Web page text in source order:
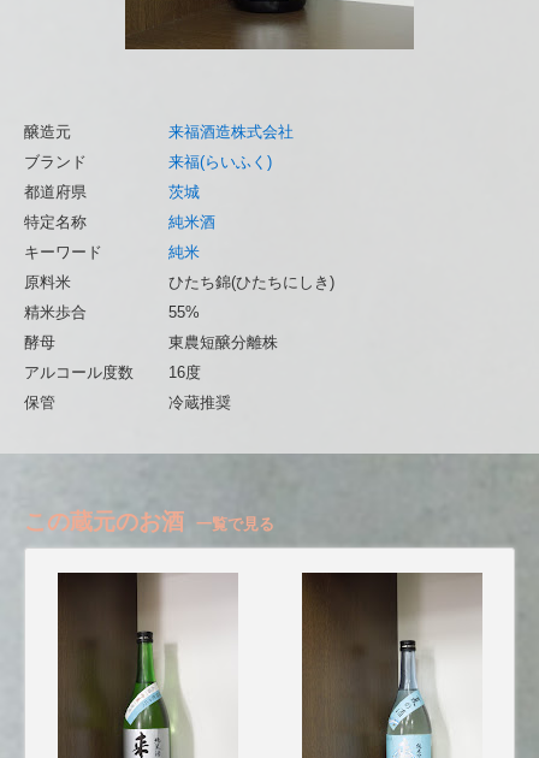
醸造元
来福酒造株式会社
ブランド
来福(らいふく)
都道府県
茨城
特定名称
純米酒
キーワード
純米
原料米
ひたち錦(ひたちにしき)
精米歩合
55%
酵母
東農短醸分離株
アルコール度数
16度
保管
冷蔵推奨
この蔵元のお酒 一覧で見る